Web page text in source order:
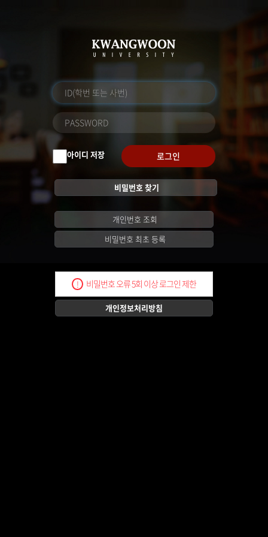
아이디 저장 로그인
비밀번호 찾기
개인번호 조회
비밀번호 최초 등록
! 비밀번호 오류 5회 이상 로그인 제한
개인정보처리방침